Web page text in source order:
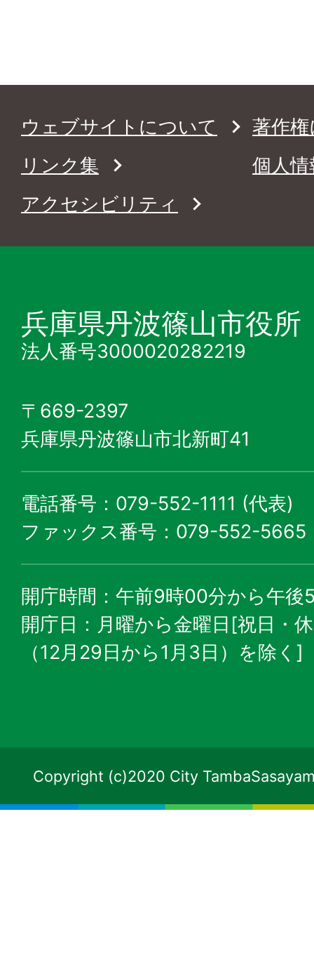
ウェブサイトについて
著作
リンク集
個人
アクセシビリティ
兵庫県丹波篠山市役所
法人番号3000020282219
〒669-2397
兵庫県丹波篠山市北新町41
電話番号：079-552-1111 (代表)
ファックス番号：079-552-5665
開庁時間：午前9時00分から午後
開庁日：月曜から金曜日[祝日・
（12月29日から1月3日）を除く]
Copyright (c)2020 City